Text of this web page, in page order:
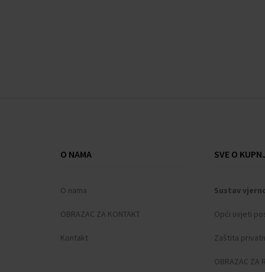
O NAMA
O nama
OBRAZAC ZA KONTAKT
Kontakt
SVE O
Sustav
Opći uvjeti
Zaštita
OBRAZAC ZA